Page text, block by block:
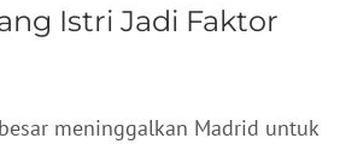
Istri Jadi Faktor
meninggalkan Madrid untuk